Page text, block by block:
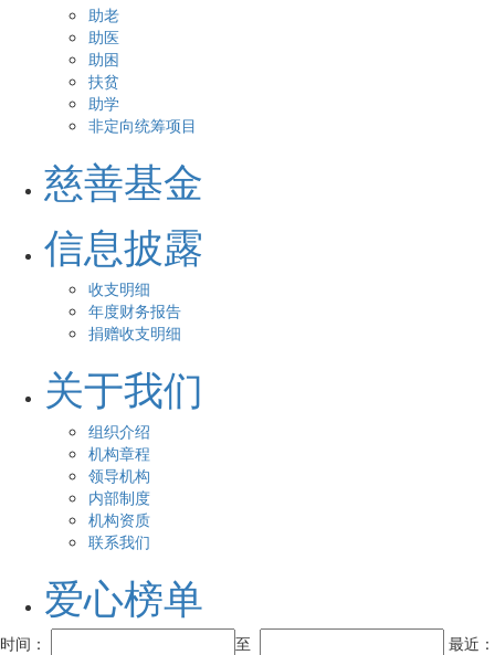
助老
助医
助困
扶贫
助学
非定向统筹项目
慈善基金
信息披露
收支明细
年度财务报告
捐赠收支明细
关于我们
组织介绍
机构章程
领导机构
内部制度
机构资质
联系我们
爱心榜单
时间： 至
最近